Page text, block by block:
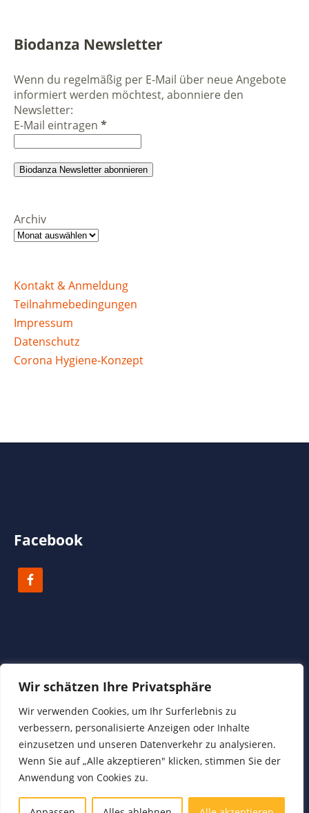
Wir schätzen Ihre Privatsphäre
Wir verwenden Cookies, um Ihr Surferlebnis zu
verbessern, personalisierte Anzeigen oder Inhalte
einzusetzen und unseren Datenverkehr zu analysieren.
Wenn Sie auf „Alle akzeptieren" klicken, stimmen Sie der
Anwendung von Cookies zu.
Biodanza Newsletter
Wenn du regelmäßig per E-Mail über neue Angebote
informiert werden möchtest, abonniere den
Newsletter:
E-Mail eintragen *
Archiv
Kontakt & Anmeldung
Teilnahmebedingungen
Impressum
Datenschutz
Corona Hygiene-Konzept
Facebook
Copyright 2023 Biodanza Koblenz | Reinhild Bode
Datenschutz
Impressum
Kontakt & Anmeldung
Termine
Teilnahmebedingungen